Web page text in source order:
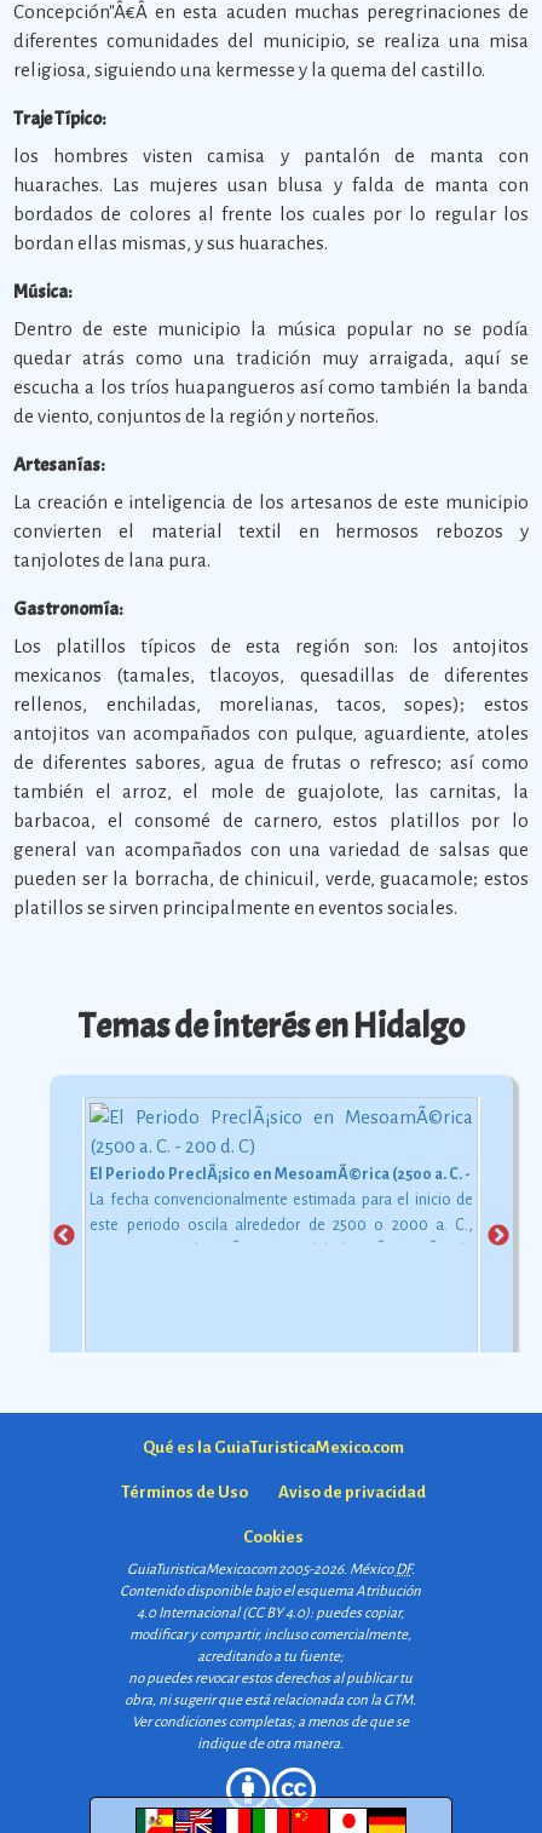
Concepción"Â€Â en esta acuden muchas peregrinaciones de
diferentes comunidades del municipio, se realiza una misa
religiosa, siguiendo una kermesse y la quema del castillo.
Traje Típico:
los hombres visten camisa y pantalón de manta con
huaraches. Las mujeres usan blusa y falda de manta con
bordados de colores al frente los cuales por lo regular los
bordan ellas mismas, y sus huaraches.
Música:
Dentro de este municipio la música popular no se podía
quedar atrás como una tradición muy arraigada, aquí se
escucha a los tríos huapangueros así como también la banda
de viento, conjuntos de la región y norteños.
Artesanías:
La creación e inteligencia de los artesanos de este municipio
convierten el material textil en hermosos rebozos y
tanjolotes de lana pura.
Gastronomía:
Los platillos típicos de esta región son: los antojitos
mexicanos (tamales, tlacoyos, quesadillas de diferentes
rellenos, enchiladas, morelianas, tacos, sopes); estos
antojitos van acompañados con pulque, aguardiente, atoles
de diferentes sabores, agua de frutas o refresco; así como
también el arroz, el mole de guajolote, las carnitas, la
barbacoa, el consomé de carnero, estos platillos por lo
general van acompañados con una variedad de salsas que
pueden ser la borracha, de chinicuil, verde, guacamole; estos
platillos se sirven principalmente en eventos sociales.
Temas de interés en Hidalgo
El Periodo PreclÃ¡sico en MesoamÃ©rica (2500 a. C. - 200 d. C)
La fecha convencionalmente estimada para el inicio de
este periodo oscila alrededor de 2500 o 2000 a. C.,
Qué es la GuiaTuristicaMexico.com
Términos de Uso Aviso de privacidad
Cookies
GuiaTuristicaMexico.com 2005-2026. MéxicoDF.
Contenido disponible bajo el esquemaAtribución
4.0 Internacional (CC BY 4.0): puedes copiar,
modificar y compartir, incluso comercialmente,
acreditando a tu fuente;
no puedes revocar estos derechos al publicar tu
obra, ni sugerir que está relacionada con la GTM.
Ver condiciones completas; a menos de que se
indique de otra manera.